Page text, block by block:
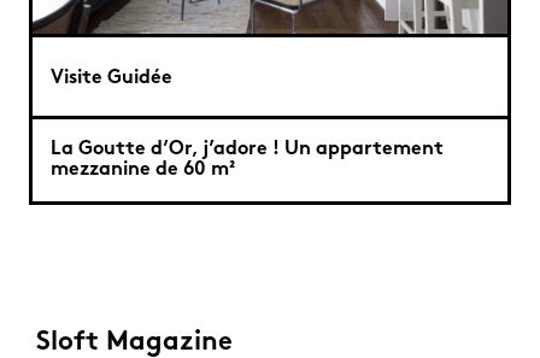
Visite Guidée
La Goutte d’Or, j’adore ! Un appartement
mezzanine de 60 m²
Sloft Magazine